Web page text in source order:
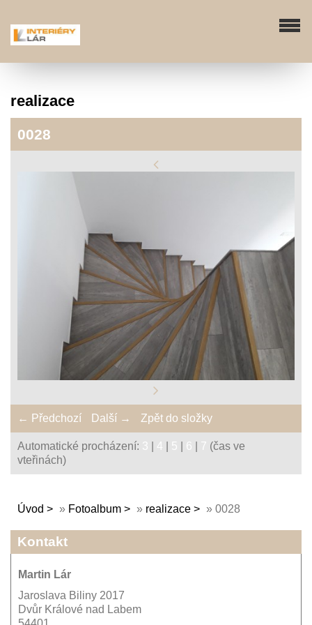
realizace
0028
← Předchozí Další → Zpět do složky
Automatické procházení: 3 4 5 6 7 (čas ve
vteřinách)
Úvod » Fotoalbum » realizace » 0028
Kontakt
Martin Lár
Jaroslava Biliny 2017
Dvůr Králové nad Labem